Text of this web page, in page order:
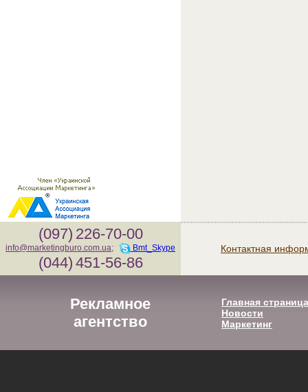
(097) 226-70-00
info@marketingburo.com.ua; Bmt_Skype
(044) 451-56-86
Контактная
Рекламное
агентство
Главная страница
Новости
Маркетинг